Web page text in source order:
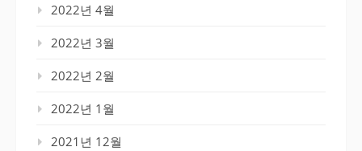
2022년 4월
2022년 3월
2022년 2월
2022년 1월
2021년 12월